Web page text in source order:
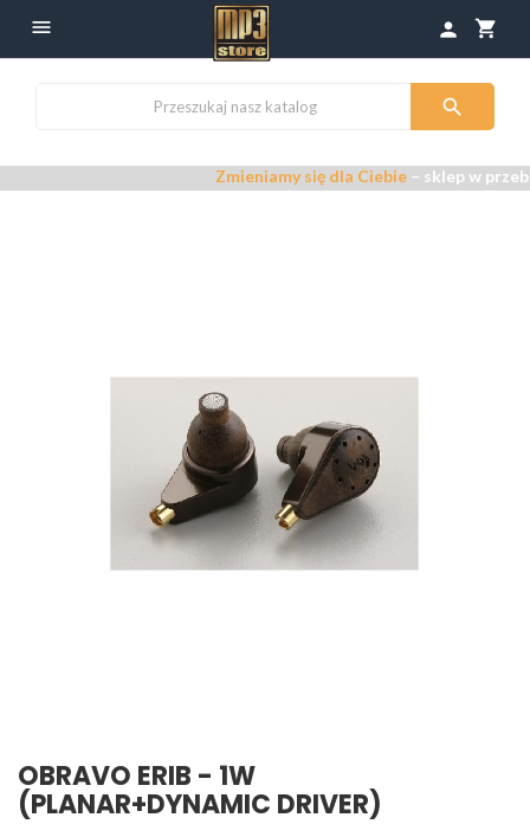
 shopping_cart
person

Zmieniamy się dla Ciebie– sklep w
OBRAVO ERIB - 1W
(PLANAR+DYNAMIC DRIVER)